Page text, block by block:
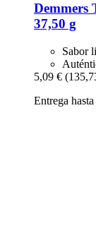
Demmers
37,50 g
Sabor
5,09 €
Entrega